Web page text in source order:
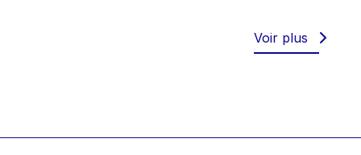
Timothy Radcliffe
Voir plus